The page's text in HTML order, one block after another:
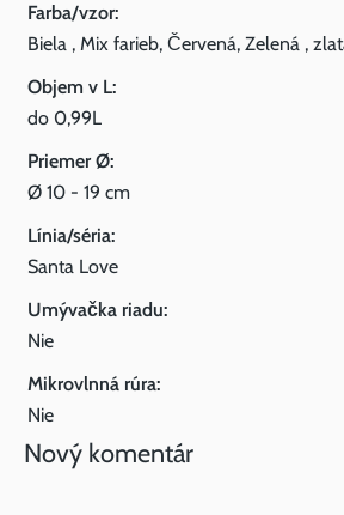
Farba/vzor:
Biela , Mix farieb, Červená, Zelená ,
Objem v L:
do 0,99L
Priemer Ø:
Ø 10 - 19 cm
Línia/séria:
Santa Love
Umývačka riadu:
Nie
Mikrovlnná rúra:
Nie
Nový komentár